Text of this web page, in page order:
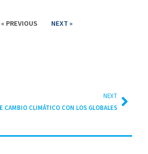
« PREVIOUS NEXT »
NEXT
CAMBIO CLIMÁTICO CON LOS GLOBALES